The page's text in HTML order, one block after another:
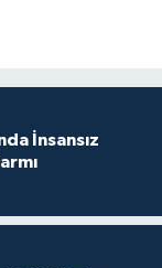
İnsansız